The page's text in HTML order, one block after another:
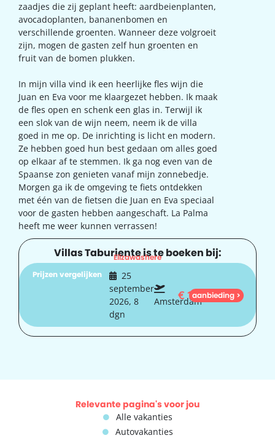
zaadjes die zij geplant heeft: aardbeienplanten,
avocadoplanten, bananenbomen en
verschillende groenten. Wanneer deze volgroeit
zijn, mogen de gasten zelf hun groenten en
fruit van de bomen plukken.
In mijn villa vind ik een heerlijke fles wijn die
Juan en Eva voor me klaargezet hebben. Ik maak
de fles open en schenk een glas in. Terwijl ik
een slok van de wijn neem, neem ik de villa
goed in me op. De inrichting is licht en modern.
Ze hebben goed hun best gedaan om alles goed
op elkaar af te stemmen. Ik ga nog even van de
Spaanse zon genieten vanaf mijn zonnebedje.
Morgen ga ik de omgeving te fiets ontdekken
met één van de fietsen die Juan en Eva speciaal
voor de gasten hebben aangeschaft. La Palma
heeft me weer kunnen verrassen!
Villas Taburiente is te boeken bij:
Elizawashere
Prijzen vergelijken
25
september
2026, 8
dgn
Amsterdam
€ 1.091
aanbieding >
Relevante pagina's voor jou
Alle vakanties
Autovakanties